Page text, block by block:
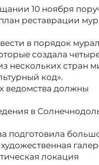
10 ноября
реставрации
в порядок
создала
нескольких стран
код».
ведомства должны
в
подготовила
локация